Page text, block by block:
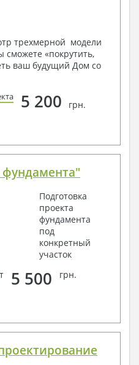
плату.
консультацию у
Вы можете любым
обратный звонок,
-
трехмерной модели
сможете «покрутить,
ваш будущий Дом со
5 200 грн.
Подготовка
проекта
фундамента
под
конкретный
участок
5 500 грн.